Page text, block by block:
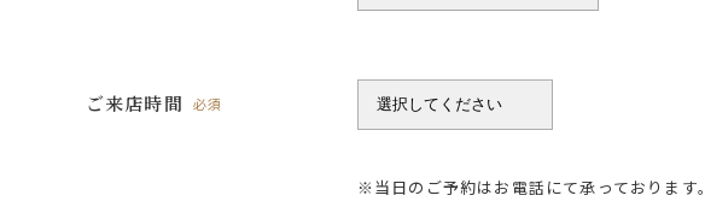
ご来店時間 必須
※当日のご予約はお電話にて承っております。